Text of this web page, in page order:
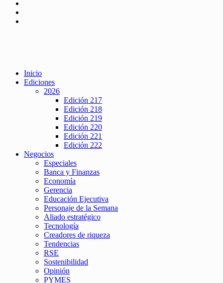
Inicio
Ediciones
2026
Edición 217
Edición 218
Edición 219
Edición 220
Edición 221
Edición 222
Negocios
Especiales
Banca y Finanzas
Economía
Gerencia
Educación Ejecutiva
Personaje de la Semana
Aliado estratégico
Tecnología
Creadores de riqueza
Tendencias
RSE
Sostenibilidad
Opinión
PYMES